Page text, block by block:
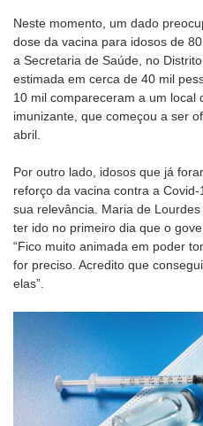
Neste momento, um dado
dose da vacina para idosos de
a Secretaria de Saúde, no
estimada em cerca de 40 mil
10 mil compareceram a um local
imunizante, que começou a ser
abril.
Por outro lado, idosos que já
reforço da vacina contra a
sua relevância. Maria de
ter ido no primeiro dia que o
“Fico muito animada em poder
for preciso. Acredito que
elas”.